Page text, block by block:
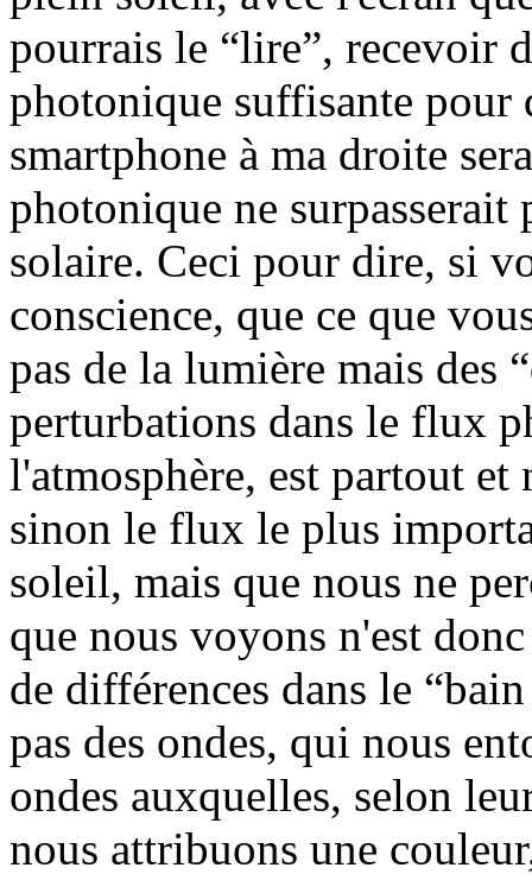
pourrais le “lire”, recevoir
photonique suffisante
smartphone à ma droite
photonique ne surpasserait
solaire. Ceci pour dire, si
conscience, que ce que
pas de la lumière mais des
perturbations dans le flux
l'atmosphère, est partout et
sinon le flux le plus
soleil, mais que nous ne
que nous voyons n'est
de différences dans le
pas des ondes, qui nous
ondes auxquelles, selon
nous attribuons une